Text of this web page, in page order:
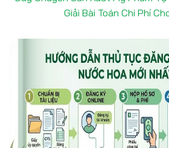
Giải Bài Toán Chi Phí